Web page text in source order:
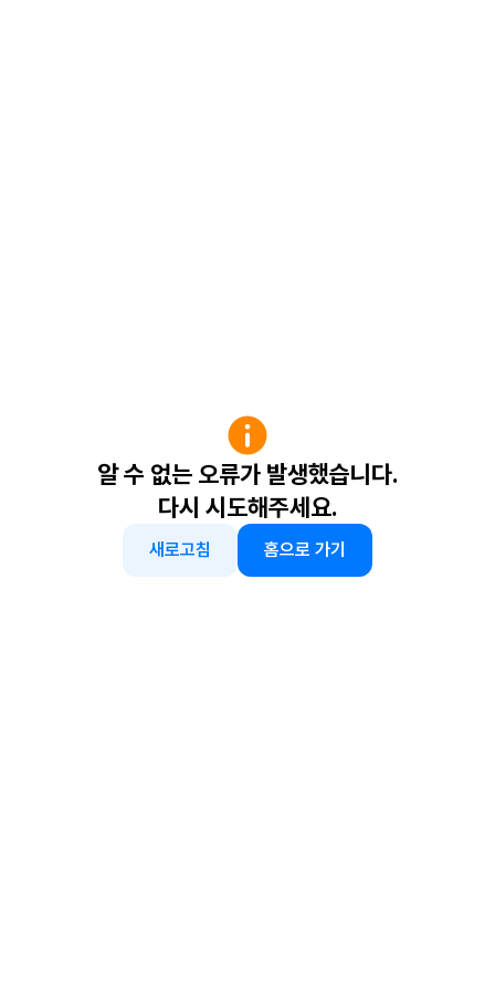
알 수 없는 오류가 발생했습니다.
다시 시도해주세요.
새로고침 홈으로 가기